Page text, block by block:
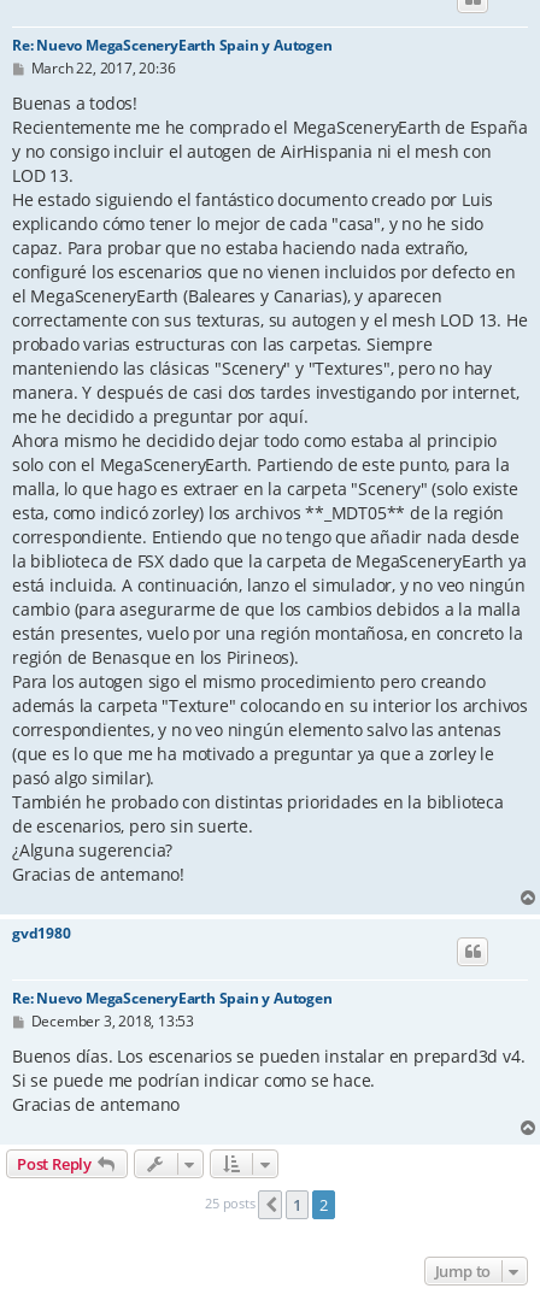
Re: Nuevo MegaSceneryEarth Spain y Autogen
P
s
March 22, 2017, 20:36
Buenas a todos!
Recientemente me he comprado el MegaSceneryEarth de España
y no consigo incluir el autogen de AirHispania ni el mesh con
LOD 13.
He estado siguiendo el fantástico documento creado por Luis
explicando cómo tener lo mejor de cada "casa", y no he sido
capaz. Para probar que no estaba haciendo nada extraño,
configuré los escenarios que no vienen incluidos por defecto en
el MegaSceneryEarth (Baleares y Canarias), y aparecen
correctamente con sus texturas, su autogen y el mesh LOD 13. He
probado varias estructuras con las carpetas. Siempre
manteniendo las clásicas "Scenery" y "Textures", pero no hay
manera. Y después de casi dos tardes investigando por internet,
me he decidido a preguntar por aquí.
Ahora mismo he decidido dejar todo como estaba al principio
solo con el MegaSceneryEarth. Partiendo de este punto, para la
malla, lo que hago es extraer en la carpeta "Scenery" (solo existe
esta, como indicó zorley) los archivos **_MDT05** de la región
correspondiente. Entiendo que no tengo que añadir nada desde
la biblioteca de FSX dado que la carpeta de MegaSceneryEarth ya
está incluida. A continuación, lanzo el simulador, y no veo ningún
cambio (para asegurarme de que los cambios debidos a la malla
están presentes, vuelo por una región montañosa, en concreto la
región de Benasque en los Pirineos).
Para los autogen sigo el mismo procedimiento pero creando
además la carpeta "Texture" colocando en su interior los archivos
correspondientes, y no veo ningún elemento salvo las antenas
(que es lo que me ha motivado a preguntar ya que a zorley le
pasó algo similar).
También he probado con distintas prioridades en la biblioteca
de escenarios, pero sin suerte.
¿Alguna sugerencia?
Gracias de antemano!
gvd1980
Re: Nuevo MegaSceneryEarth Spain y Autogen
P
s
December 3, 2018, 13:53
Buenos días. Los escenarios se pueden instalar en prepard3d v4.
Si se puede me podrían indicar como se hace.
Gracias de antemano
Post Reply
25 posts Previous
1 2
Jump to